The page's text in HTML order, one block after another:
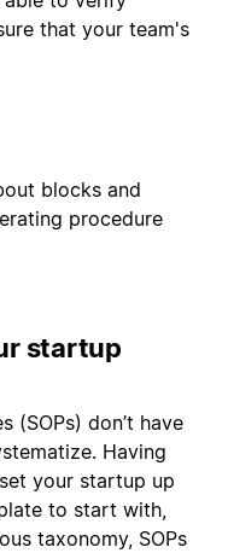
that your team's
blocks and
procedure
startup
(SOPs) don’t have
Having
your startup up
to start with,
taxonomy, SOPs